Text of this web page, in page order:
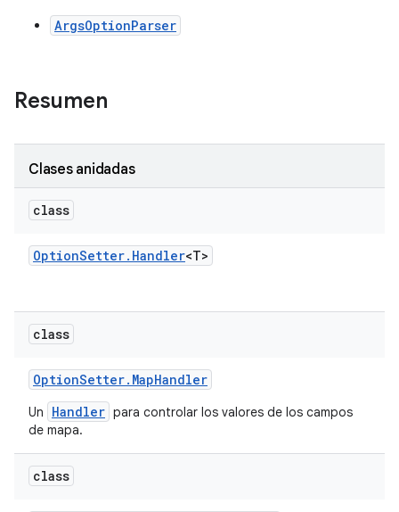
ArgsOptionParser
Resumen
Clases anidadas
class
OptionSetter. Handler<T>
class
OptionSetter. MapHandler
Un Handler para controlar los valores de los campos
de mapa.
class